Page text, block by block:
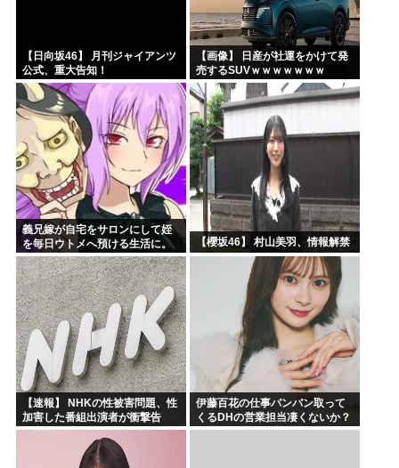
【日向坂46】 月刊ジャイアンツ
公式、重大告知！
【画像】 日産が社運をかけて発
売するSUVｗｗｗｗｗｗｗ
義兄嫁が自宅をサロンにして姪
を毎日ウトメへ預ける生活に。
数年後、そのツケが一気に回っ
てきて…
【櫻坂46】 村山美羽、情報解禁
【速報】 NHKの性被害問題、性
加害した番組出演者が衝撃告
白！
伊藤百花の仕事バンバン取って
くるDHの営業担当凄くないか？
今年のボーナス凄いことになり